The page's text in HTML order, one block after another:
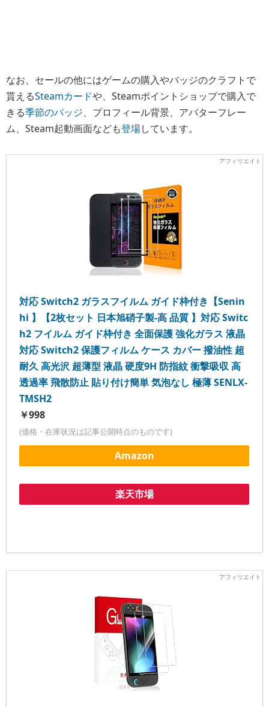
なお、セールの他にはゲームの購入やバッジのクラフトで
貰えるSteamカードや、Steamポイントショップで購入で
きる季節のバッジ、プロフィール背景、アバターフレー
ム、Steam起動画面なども登場しています。
対応 Switch2 ガラスフイルム ガイド枠付き【Senin
hi 】【2枚セット 日本旭硝子製-高 品質 】対応 Switc
h2 フイルム ガイド枠付き 全面保護 強化ガラス 液晶
対応 Switch2 保護フィルム ケース カバー 撥油性 超
耐久 高光沢 超薄型 液晶 硬度9H 防指紋 衝撃吸収 高
透過率 飛散防止 貼り付け簡単 気泡なし 極薄 SENLX-
TMSH2
￥998
(価格・在庫状況は記事公開時点のものです)
Amazon
楽天市場